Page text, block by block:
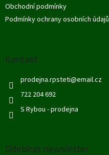
Obchodní podmínky
Podmínky ochrany osobních údajů
Kontakt
prodejna.rpsteti@email.cz
722 204 692
S Rybou - prodejna
Odebírat newsletter